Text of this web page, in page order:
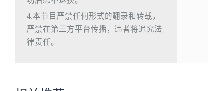
4.本节目严禁任何形式的翻录和转载，
严禁在第三方平台传播，违者将追究法
律责任。